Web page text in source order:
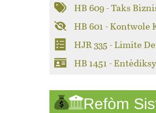
HB 609 - Taks
HB 601 - Kontwole
HJR 335 - Limite
HB 1451 -
Refòm